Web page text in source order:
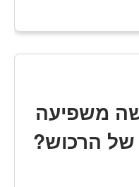
משפיעה
של הרכוש?